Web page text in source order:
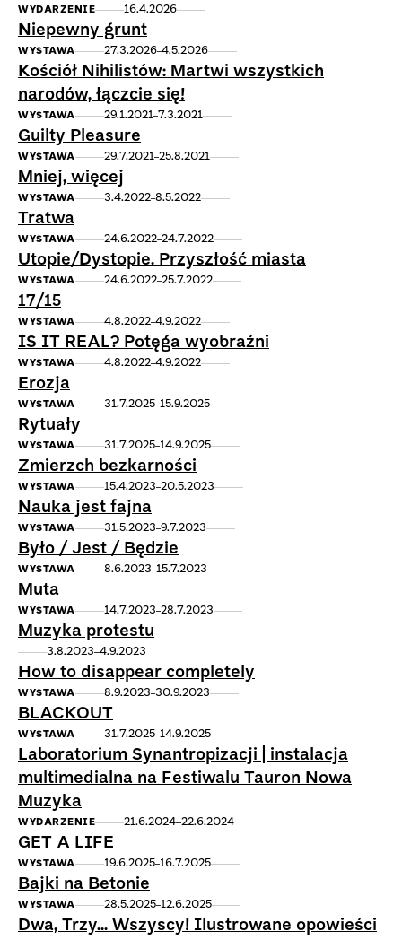
WYDARZENIE 16.4.2026
Niepewny grunt
WYSTAWA 27.3.2026 4.5.2026
Kościół Nihilistów: Martwi wszystkich
narodów, łączcie się!
WYSTAWA 29.1.2021 7.3.2021
Guilty Pleasure
WYSTAWA 29.7.2021 25.8.2021
Mniej, więcej
WYSTAWA 3.4.2022 8.5.2022
Tratwa
WYSTAWA 24.6.2022 24.7.2022
Utopie/Dystopie. Przyszłość miasta
WYSTAWA 24.6.2022 25.7.2022
17/15
WYSTAWA 4.8.2022 4.9.2022
IS IT REAL? Potęga wyobraźni
WYSTAWA 4.8.2022 4.9.2022
Erozja
WYSTAWA 31.7.2025 15.9.2025
Rytuały
WYSTAWA 31.7.2025 14.9.2025
Zmierzch bezkarności
WYSTAWA 15.4.2023 20.5.2023
Nauka jest fajna
WYSTAWA 31.5.2023 9.7.2023
Było / Jest / Będzie
WYSTAWA 8.6.2023 15.7.2023
Muta
WYSTAWA 14.7.2023 28.7.2023
Muzyka protestu
3.8.2023 4.9.2023
How to disappear completely
WYSTAWA 8.9.2023 30.9.2023
BLACKOUT
WYSTAWA 31.7.2025 14.9.2025
Laboratorium Synantropizacji | instalacja
multimedialna na Festiwalu Tauron Nowa
Muzyka
WYDARZENIE 21.6.2024 22.6.2024
GET A LIFE
WYSTAWA 19.6.2025 16.7.2025
Bajki na Betonie
WYSTAWA 28.5.2025 12.6.2025
Dwa, Trzy… Wszyscy! Ilustrowane opowieści